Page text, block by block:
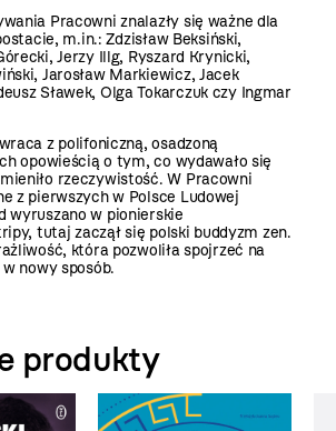
Pracowni znalazły się ważne dla
m.in.: Zdzisław Beksiński,
Jerzy Illg, Ryszard Krynicki,
Jarosław Markiewicz, Jacek
Sławek, Olga Tokarczuk czy Ingmar
z polifoniczną, osadzoną
opowieścią o tym, co wydawało się
rzeczywistość. W Pracowni
z pierwszych w Polsce Ludowej
wyruszano w pionierskie
tutaj zaczął się polski buddyzm zen.
która pozwoliła spojrzeć na
nowy sposób.
produkty